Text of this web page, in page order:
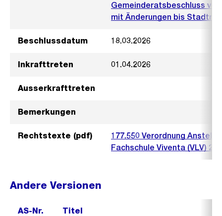
Gemeinderatsbeschluss
mit Änderungen bis
Beschlussdatum 18.03.2026
Inkrafttreten 01.04.2026
Ausserkrafttreten
Bemerkungen
Rechtstexte (pdf)
177.550 Verordnung
Fachschule Viventa (VLV)
Andere Versionen
AS-Nr. Titel